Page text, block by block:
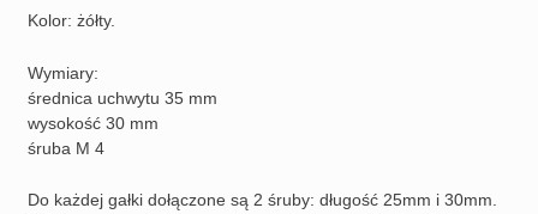
Kolor: żółty.
Wymiary:
średnica uchwytu 35 mm
wysokość 30 mm
śruba M 4
Do każdej gałki dołączone są 2 śruby: długość 25mm i 30mm.